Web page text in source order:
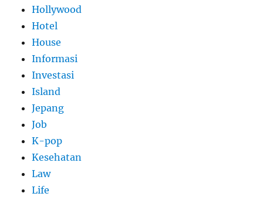
Hollywood
Hotel
House
Informasi
Investasi
Island
Jepang
Job
K-pop
Kesehatan
Law
Life